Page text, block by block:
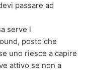
passare ad
serve l
posto che
uno riesce a capire
attivo se non a